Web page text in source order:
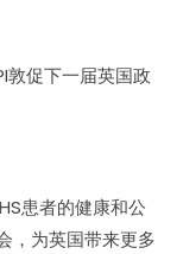
敦促下一届英国政
患者的健康和公
，为英国带来更多